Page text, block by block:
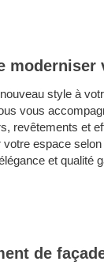
style à
vous
revêtements et
votre espace
et qualité
de